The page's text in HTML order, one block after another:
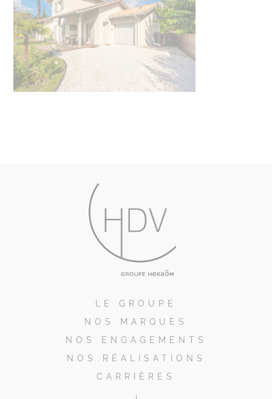
LE GROUPE
NOS MARQUES
NOS ENGAGEMENTS
NOS RÉALISATIONS
CARRIÈRES